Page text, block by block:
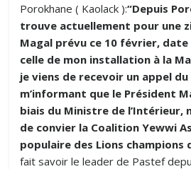
Porokhane ( Kaolack ):“Depuis
trouve actuellement pour une
Magal prévu ce 10 février,
celle de mon installation à la
je viens de recevoir un appel
m’informant que le Président
biais du Ministre de l’Intérieur,
de convier la Coalition Yewwi
populaire des Lions champions
fait savoir le leader de Pastef